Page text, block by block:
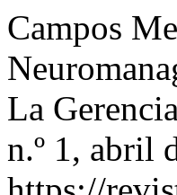
Campos
La
n.º 1, abril